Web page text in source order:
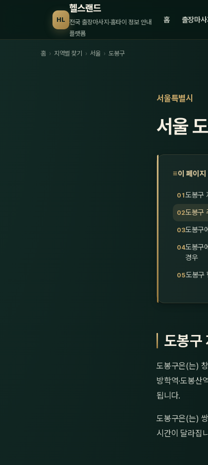
HL
헬스랜드
전국 출장마사지·홈타이 정보 안내
플랫폼
홈 출장마사
홈 › 지역별 찾기 › 서울 › 도봉구
서울특별시
서울
이 페이
도봉구
도봉구
도봉구
도봉구
경우
도봉구
도봉구
도봉구은(는)
방학역·도봉산
됩니다.
도봉구은(는)
시간이 달라집